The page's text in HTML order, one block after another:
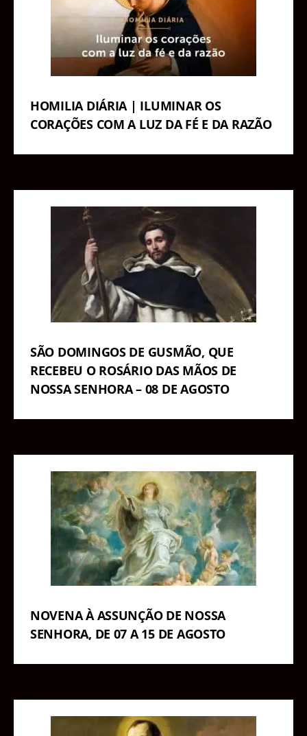
HOMILIA DIÁRIA | ILUMINAR OS
CORAÇÕES COM A LUZ DA FÉ E DA RAZÃO
SÃO DOMINGOS DE GUSMÃO, QUE
RECEBEU O ROSÁRIO DAS MÃOS DE
NOSSA SENHORA – 08 DE AGOSTO
NOVENA À ASSUNÇÃO DE NOSSA
SENHORA, DE 07 A 15 DE AGOSTO